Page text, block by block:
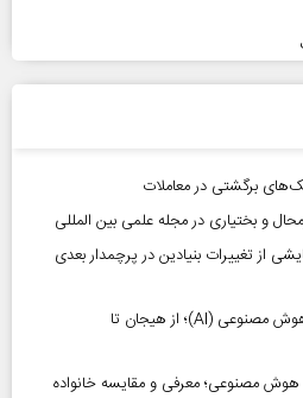
برگشتی در معاملات
و بختیاری در مجله علمی بین المللی
پیش‌نمایشی از تغییرات بنیادین در پرچمدار بعدی
رشد خیره‌کننده بازار توکن‌های هوش مصنوعی (AI)؛ از هیجان تا
مصنوعی؛ معرفی و مقایسه خانواده